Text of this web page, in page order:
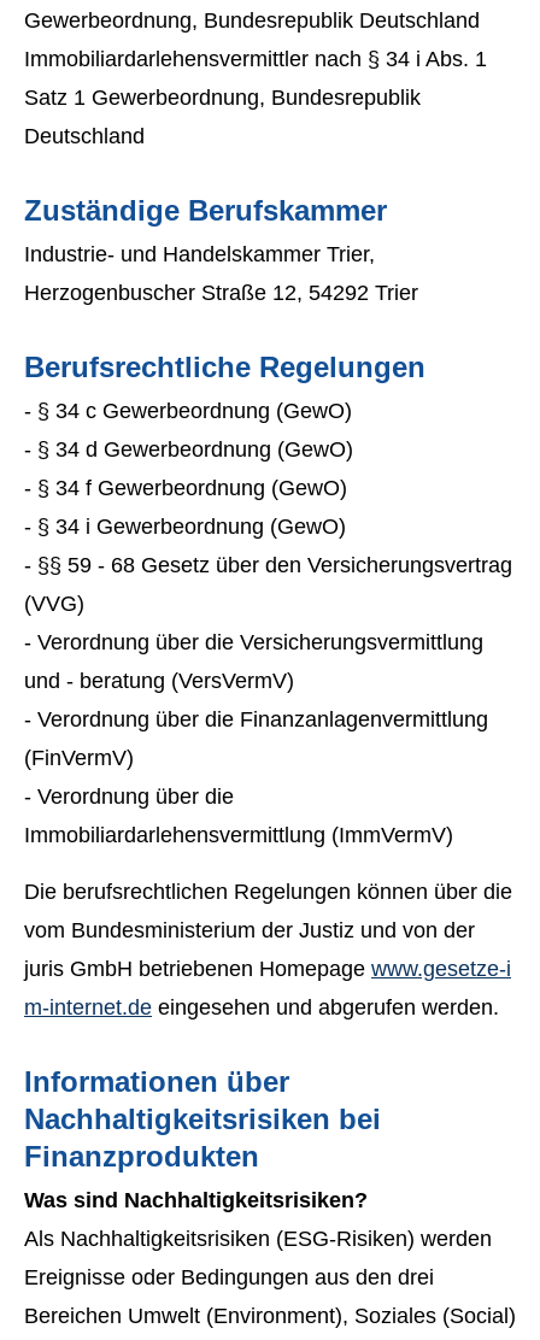
Gewerbeordnung, Bundesrepublik Deutschland
Immobiliardarlehensvermittler nach § 34 i Abs. 1
Satz 1 Gewerbeordnung, Bundesrepublik
Deutschland
Zuständige Berufskammer
Industrie- und Handelskammer Trier,
Herzogenbuscher Straße 12, 54292 Trier
Berufsrechtliche Regelungen
- § 34 c Gewerbeordnung (GewO)
- § 34 d Gewerbeordnung (GewO)
- § 34 f Gewerbeordnung (GewO)
- § 34 i Gewerbeordnung (GewO)
- §§ 59 - 68 Gesetz über den Versicherungsvertrag
(VVG)
- Verordnung über die Versicherungsvermittlung
und - beratung (VersVermV)
- Verordnung über die Finanzanlagenvermittlung
(FinVermV)
- Verordnung über die
Immobiliardarlehensvermittlung (ImmVermV)
Die berufsrechtlichen Regelungen können über die
vom Bundesministerium der Justiz und von der
juris GmbH betriebenen Homepage www.gesetze-i
m-internet.de eingesehen und abgerufen werden.
Informationen über
Nachhaltigkeitsrisiken bei
Finanzprodukten
Was sind Nachhaltigkeitsrisiken?
Als Nachhaltigkeitsrisiken (ESG-Risiken) werden
Ereignisse oder Bedingungen aus den drei
Bereichen Umwelt (Environment), Soziales (Social)